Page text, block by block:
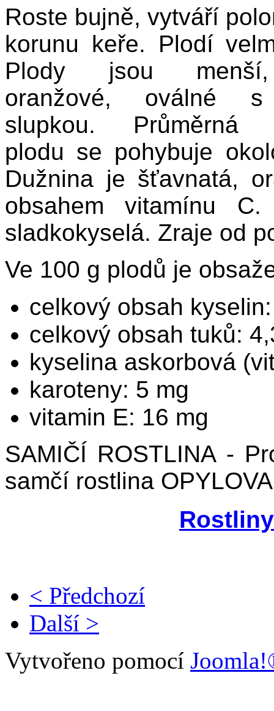
Roste bujně, vytváří
korunu keře. Plodí
Plody jsou
oranžové, oválné s
slupkou. Průměrná
plodu se pohybuje
Dužnina je šťavnatá,
obsahem vitamínu
sladkokyselá. Zraje od
Ve 100 g plodů je
celkový obsah
celkový obsah tuků:
kyselina askorbová
karoteny: 5 mg
vitamin E: 16 mg
SAMIČÍ ROSTLINA -
samčí rostlina
< Předchozí
Další >
Vytvořeno pomocí